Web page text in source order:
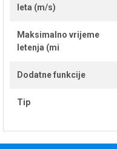
leta (m/s)
Maksimalno vrijeme
letenja (mi
Dodatne funkcije
Tip